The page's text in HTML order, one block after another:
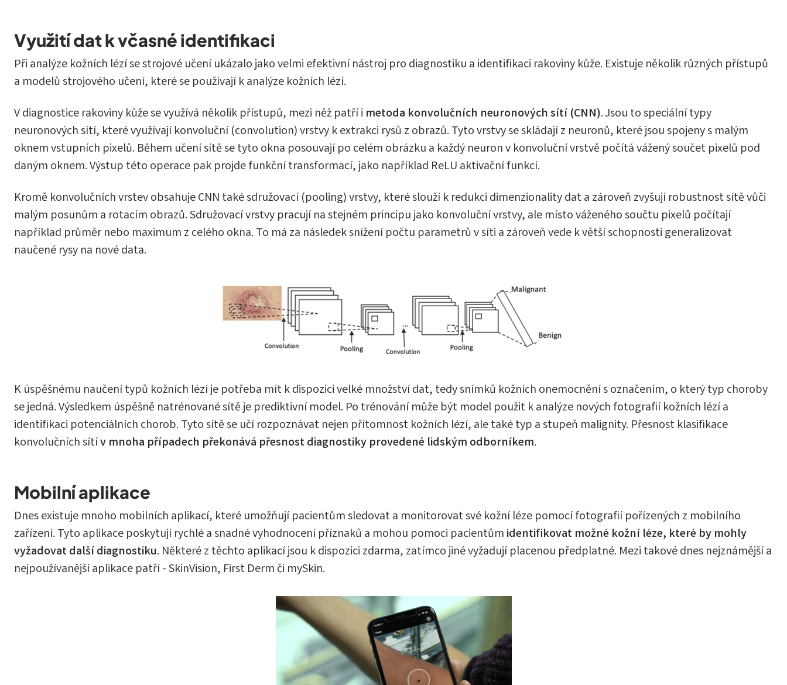
Využití dat k včasné identifikaci
Při analýze kožních lézí se strojové učení ukázalo jako velmi efektivní nástroj pro diagnostiku a identifikaci rakoviny kůže. Existuje několik různých přístupů
a modelů strojového učení, které se používají k analýze kožních lézí.
V diagnostice rakoviny kůže se využívá několik přístupů, mezi něž patří i metoda konvolučních neuronových sítí (CNN). Jsou to speciální typy
neuronových sítí, které využívají konvoluční (convolution) vrstvy k extrakci rysů z obrazů. Tyto vrstvy se skládají z neuronů, které jsou spojeny s malým
oknem vstupních pixelů. Během učení sítě se tyto okna posouvají po celém obrázku a každý neuron v konvoluční vrstvě počítá vážený součet pixelů pod
daným oknem. Výstup této operace pak projde funkční transformací, jako například ReLU aktivační funkcí.
Kromě konvolučních vrstev obsahuje CNN také sdružovací (pooling) vrstvy, které slouží k redukci dimenzionality dat a zároveň zvyšují robustnost sítě vůči
malým posunům a rotacím obrazů. Sdružovací vrstvy pracují na stejném principu jako konvoluční vrstvy, ale místo váženého součtu pixelů počítají
například průměr nebo maximum z celého okna. To má za následek snížení počtu parametrů v síti a zároveň vede k větší schopnosti generalizovat
naučené rysy na nové data.
K úspěšnému naučení typů kožních lézí je potřeba mít k dispozici velké množství dat, tedy snímků kožních onemocnění s označením, o který typ choroby
se jedná. Výsledkem úspěšně natrénované sítě je prediktivní model. Po trénování může být model použit k analýze nových fotografií kožních lézí a
identifikaci potenciálních chorob. Tyto sítě se učí rozpoznávat nejen přítomnost kožních lézí, ale také typ a stupeň malignity. Přesnost klasifikace
konvolučních sítív mnoha případech překonává přesnost diagnostiky provedené lidským odborníkem.
Mobilní aplikace
Dnes existuje mnoho mobilních aplikací, které umožňují pacientům sledovat a monitorovat své kožní léze pomocí fotografií pořízených z mobilního
zařízení. Tyto aplikace poskytují rychlé a snadné vyhodnocení příznaků a mohou pomoci pacientům identifikovat možné kožní léze, které by mohly
vyžadovat další diagnostiku. Některé z těchto aplikací jsou k dispozici zdarma, zatímco jiné vyžadují placenou předplatné. Mezi takové dnes nejznámější a
nejpoužívanější aplikace patří - SkinVision, First Derm či mySkin.